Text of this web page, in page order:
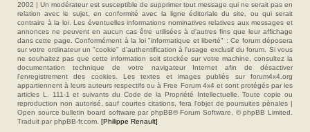
2002 | Un modérateur est susceptible de supprimer tout message qui ne serait pas en
relation avec le sujet, en conformité avec la ligne éditoriale du site, ou qui serait
contraire à la loi. Les éventuelles informations nominatives relatives aux messages et
annonces ne peuvent en aucun cas être utilisées à d'autres fins que leur affichage
dans cette page. Conformément à la loi "informatique et liberté" : Ce forum déposera
sur votre ordinateur un "cookie" d’authentification à l'usage exclusif du forum. Si vous
ne souhaitez pas que cette information soit stockée sur votre machine, consultez la
documentation technique de votre navigateur Internet afin de désactiver
l'enregistrement des cookies. Les textes et images publiés sur forum4x4.org
appartiennent à leurs auteurs respectifs ou à Free Forum 4x4 et sont protégés par les
articles L. 111-1 et suivants du Code de la Propriété Intellectuelle. Toute copie ou
reproduction non autorisé, sauf courtes citations, fera l'objet de poursuites pénales |
Open source bulletin board software par phpBB® Forum Software, © phpBB Limited.
Traduit par phpBB-fr.com. [Philippe Renault]